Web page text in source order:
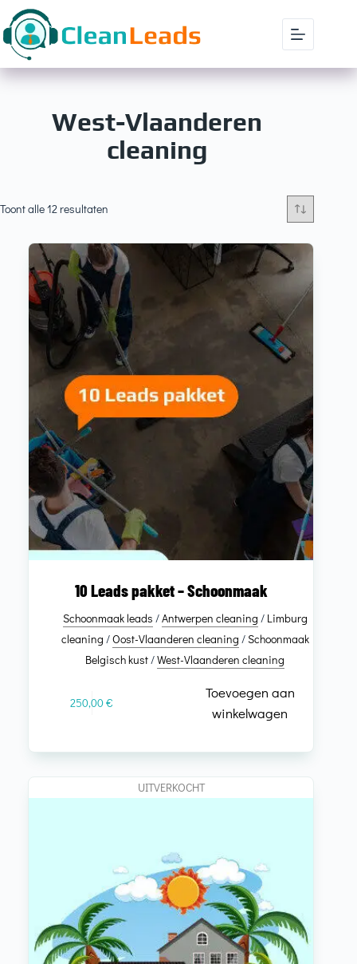
West-Vlaanderen
cleaning
Toont alle 12 resultaten
10 Leads pakket – Schoonmaak
Schoonmaak leads /Antwerpen cleaning / Limburg
cleaning /Oost-Vlaanderen cleaning /Schoonmaak
Belgisch kust/West-Vlaanderen cleaning
250,00€
Toevoegen aan
winkelwagen
UITVERKOCHT